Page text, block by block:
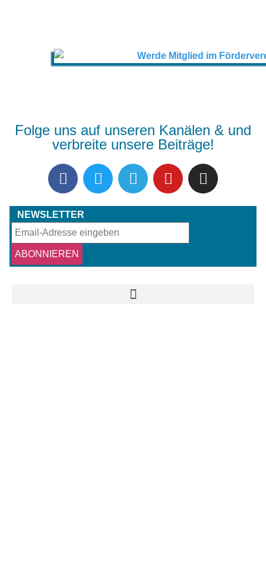
Folge uns auf unseren Kanälen & und
verbreite unsere Beiträge!
NEWSLETTER